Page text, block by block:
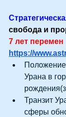
свобода и
7 лет перемен
https://
Урана в
Транзит
сферы